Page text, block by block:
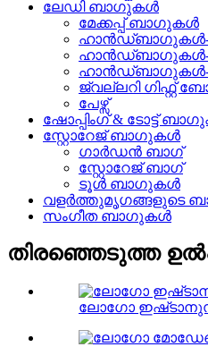
ലേഡി ബാഗുകൾ
മേക്കപ്പ് ബാഗുകൾ
ജ്വല്ലറി
പേഴ്സ്
ഷോപ്പിംഗ് & ടോട്ട്
സ്റ്റോറേജ് ബാഗുകൾ
ഗാർഡൻ ബാഗ്
സ്റ്റോറേജ് ബാഗ്
ടൂൾ ബാഗുകൾ
വളർത്തുമൃഗങ്ങളുടെ
സംഗീത ബാഗുകൾ
തിരഞ്ഞെടുത്ത
ലോഗോ